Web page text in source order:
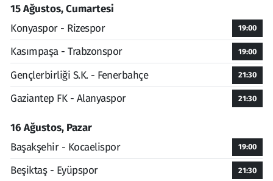
15 Ağustos, Cumartesi
Konyaspor - Rizespor
19:00
Kasımpaşa - Trabzonspor 19:00
Gençlerbirliği S.K. - Fenerbahçe 21:30
Gaziantep FK - Alanyaspor 21:30
16 Ağustos, Pazar
Başakşehir - Kocaelispor
19:00
Beşiktaş - Eyüpspor 21:30